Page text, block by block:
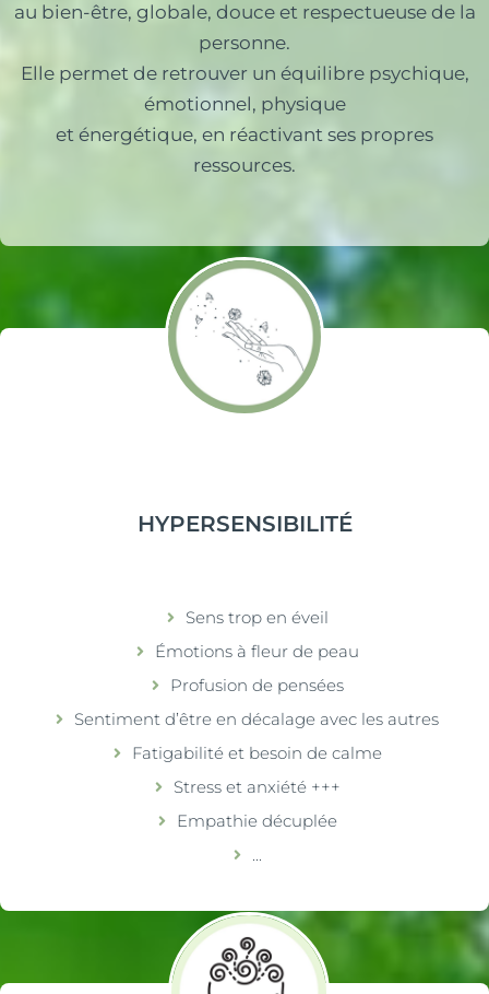
au bien-être, globale, douce et respectueuse de la
personne.
Elle permet de retrouver un équilibre psychique,
émotionnel, physique
et énergétique, en réactivant ses propres
ressources.
HYPERSENSIBILITÉ
Sens trop en éveil
Émotions à fleur de peau
Profusion de pensées
Sentiment d’être en décalage avec les autres
Fatigabilité et besoin de calme
Stress et anxiété +++
Empathie décuplée
...